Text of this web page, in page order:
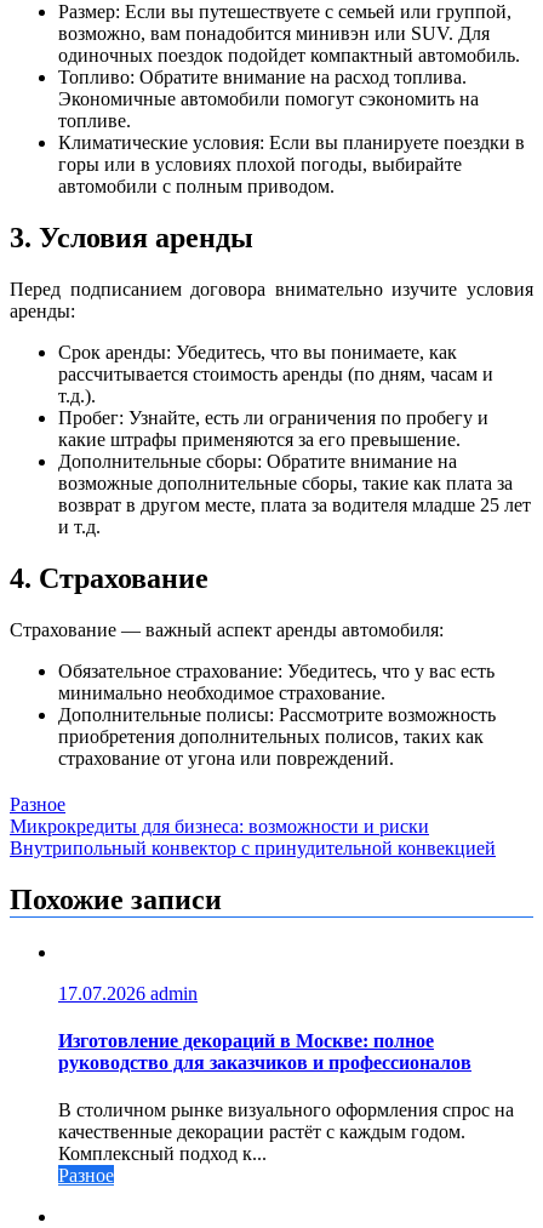
Размер: Если вы путешествуете с семьей или группой,
возможно, вам понадобится минивэн или SUV. Для
одиночных поездок подойдет компактный автомобиль.
Топливо: Обратите внимание на расход топлива.
Экономичные автомобили помогут сэкономить на
топливе.
Климатические условия: Если вы планируете поездки в
горы или в условиях плохой погоды, выбирайте
автомобили с полным приводом.
3. Условия аренды
Перед подписанием договора внимательно изучите условия
аренды:
Срок аренды: Убедитесь, что вы понимаете, как
рассчитывается стоимость аренды (по дням, часам и
т.д.).
Пробег: Узнайте, есть ли ограничения по пробегу и
какие штрафы применяются за его превышение.
Дополнительные сборы: Обратите внимание на
возможные дополнительные сборы, такие как плата за
возврат в другом месте, плата за водителя младше 25 лет
и т.д.
4. Страхование
Страхование — важный аспект аренды автомобиля:
Обязательное страхование: Убедитесь, что у вас есть
минимально необходимое страхование.
Дополнительные полисы: Рассмотрите возможность
приобретения дополнительных полисов, таких как
страхование от угона или повреждений.
Разное
Навигация
по
записям
Микрокредиты для бизнеса: возможности и риски
Внутрипольный конвектор с принудительной конвекцией
Похожие записи
17.07.2026 admin
Изготовление декораций в Москве: полное
руководство для заказчиков и профессионалов
В столичном рынке визуального оформления спрос на
качественные декорации растёт с каждым годом.
Комплексный подход к...
Разное